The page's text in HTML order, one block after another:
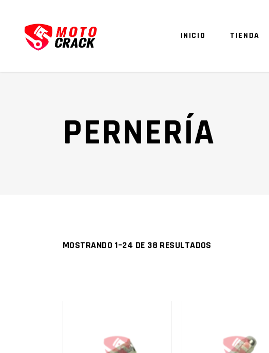
INICIO TIENDA
PERNERÍA
MOSTRANDO 1–24 DE 38 RESULTADOS
AÑADIR AL
AÑADIR AL